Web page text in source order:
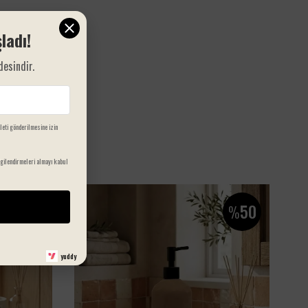
%50
gönderilmesine izin
almayı kabul
yuddy